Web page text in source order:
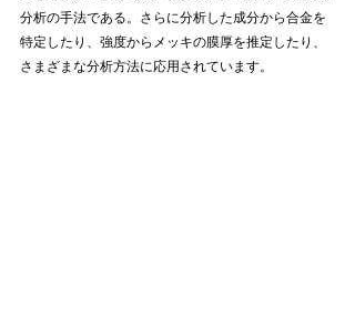
分析の手法である。さらに分析した成分から合金を
特定したり、強度からメッキの膜厚を推定したり、
さまざまな分析方法に応用されています。